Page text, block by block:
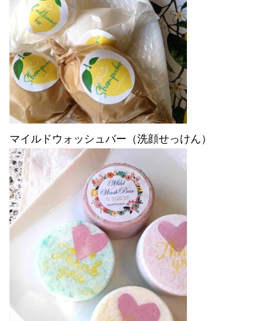
マイルドウォッシュバー（洗顔せっけん）